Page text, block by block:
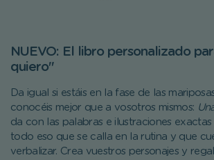
NUEVO: El libro personalizado
quiero"
Da igual si estáis en la fase de las
conocéis mejor que a vosotros mismos:
da con las palabras e ilustraciones
todo eso que se calla en la rutina y que
verbalizar. Crea vuestros personajes y